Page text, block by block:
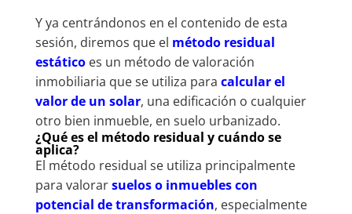
Y ya centrándonos en el contenido de esta
sesión, diremos que el método residual
estáticoes un método de valoración
inmobiliaria que se utiliza para calcular el
valor de un solar, una edificación o cualquier
otro bien inmueble, en suelo urbanizado.
¿Qué es el método residual y cuándo se
aplica?
El método residual se utiliza principalmente
para valorarsuelos o inmuebles con
potencial de transformación, especialmente